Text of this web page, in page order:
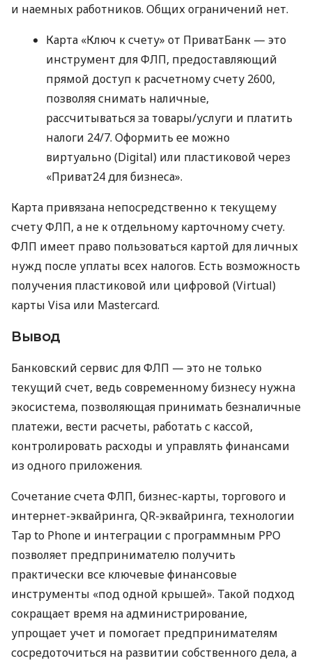
и наемных работников. Общих ограничений нет.
Карта «Ключ к счету» от ПриватБанк — это
инструмент для ФЛП, предоставляющий
прямой доступ к расчетному счету 2600,
позволяя снимать наличные,
рассчитываться за товары/услуги и платить
налоги 24/7. Оформить ее можно
виртуально (Digital) или пластиковой через
«Приват24 для бизнеса».
Карта привязана непосредственно к текущему
счету ФЛП, а не к отдельному карточному счету.
ФЛП имеет право пользоваться картой для личных
нужд после уплаты всех налогов. Есть возможность
получения пластиковой или цифровой (Virtual)
карты Visa или Mastercard.
Вывод
Банковский сервис для ФЛП — это не только
текущий счет, ведь современному бизнесу нужна
экосистема, позволяющая принимать безналичные
платежи, вести расчеты, работать с кассой,
контролировать расходы и управлять финансами
из одного приложения.
Сочетание счета ФЛП, бизнес-карты, торгового и
интернет-эквайринга, QR-эквайринга, технологии
Tap to Phone и интеграции с программным РРО
позволяет предпринимателю получить
практически все ключевые финансовые
инструменты «под одной крышей». Такой подход
сокращает время на администрирование,
упрощает учет и помогает предпринимателям
сосредоточиться на развитии собственного дела, а